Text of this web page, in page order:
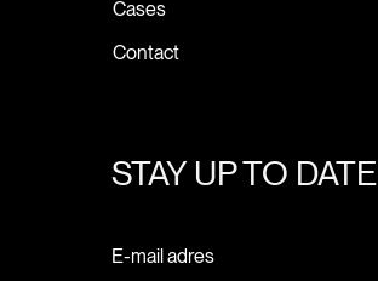
Cases
Contact
STAY UP TO DATE